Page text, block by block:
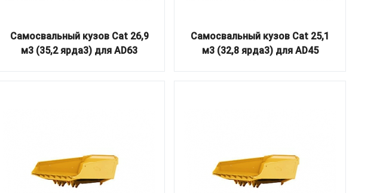
Самосвальный кузов Cat 26,9
м3 (35,2 ярда3) для AD63
Самосвальный кузов Cat 25,1
м3 (32,8 ярда3) для AD45